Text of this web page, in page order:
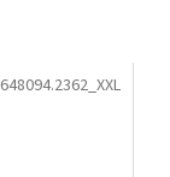
648094.2362_XXL